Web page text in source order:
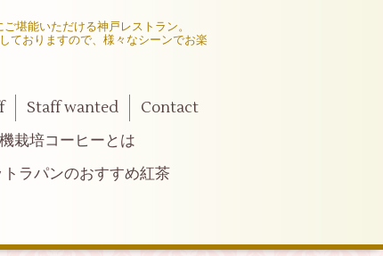
堪能いただける神戸レストラン。
ておりますので、様々なシーンでお楽
Staff wanted
Contact
栽培コーヒーとは
トラパンのおすすめ紅茶